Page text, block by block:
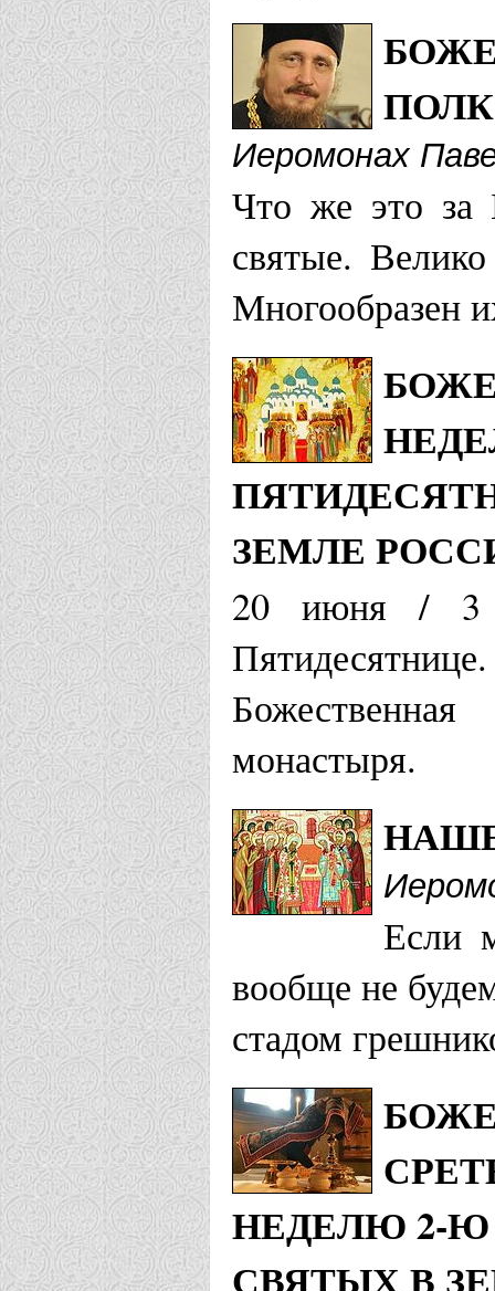
ПОЛК
Иеромонах
Что же это за
святые.
Многообразен
ЗЕМЛЕ
20 июня / 3
монастыря.
Если
вообще не
стадом
НЕДЕЛЮ 2-Ю